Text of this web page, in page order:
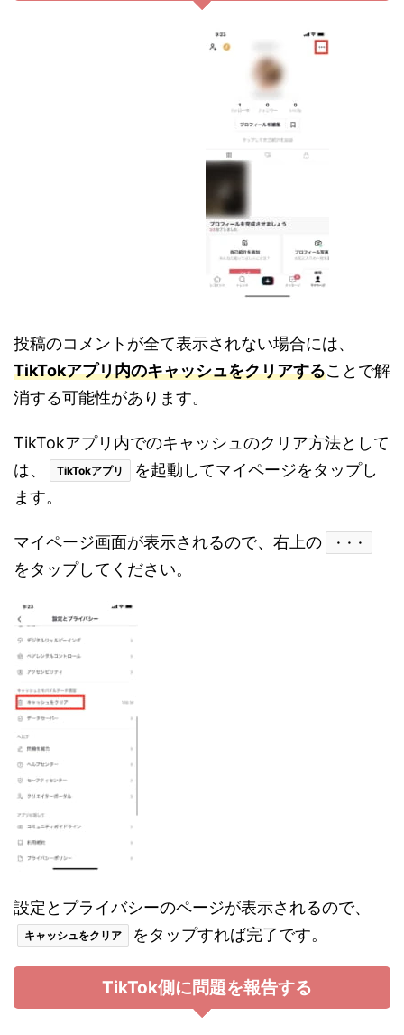
投稿のコメントが全て表示されない場合には、
TikTokアプリ内のキャッシュをクリアすることで解
消する可能性があります。
TikTokアプリ内でのキャッシュのクリア方法として
は、
TikTokアプリ
を起動してマイページをタップし
ます。
マイページ画面が表示されるので、右上の ・・・
をタップしてください。
設定とプライバシーのページが表示されるので、
キャッシュをクリア をタップすれば完了です。
TikTok側に問題を報告する